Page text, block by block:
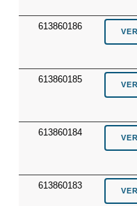
613860186
613860185
613860184
613860183